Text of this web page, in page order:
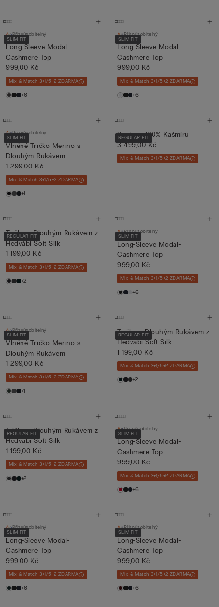
SLIM FIT
Přizpůsobitelný
Long-Sleeve Modal-
Cashmere Top
999,00 Kč
Mix & Match 3+1/5+2 ZDARMA
+6
SLIM FIT
Přizpůsobitelný
Long-Sleeve Modal-
Cashmere Top
999,00 Kč
Mix & Match 3+1/5+2 ZDARMA
+6
SLIM FIT
Přizpůsobitelný
Vlněné Tričko Merino s
Dlouhým Rukávem
1 299,00 Kč
Mix & Match 3+1/5+2 ZDARMA
+1
REGULAR FIT
Svetr ze 100% Kašmíru
3 499,00 Kč
Mix & Match 3+1/5+2 ZDARMA
REGULAR FIT
Tričko s Dlouhým Rukávem z
Hedvábí Soft Silk
1 199,00 Kč
Mix & Match 3+1/5+2 ZDARMA
+2
SLIM FIT
Přizpůsobitelný
Long-Sleeve Modal-
Cashmere Top
999,00 Kč
Mix & Match 3+1/5+2 ZDARMA
+6
SLIM FIT
Přizpůsobitelný
Vlněné Tričko Merino s
Dlouhým Rukávem
1 299,00 Kč
Mix & Match 3+1/5+2 ZDARMA
+1
REGULAR FIT
Tričko s Dlouhým Rukávem z
Hedvábí Soft Silk
1 199,00 Kč
Mix & Match 3+1/5+2 ZDARMA
+2
REGULAR FIT
Tričko s Dlouhým Rukávem z
Hedvábí Soft Silk
1 199,00 Kč
Mix & Match 3+1/5+2 ZDARMA
+2
SLIM FIT
Přizpůsobitelný
Long-Sleeve Modal-
Cashmere Top
999,00 Kč
Mix & Match 3+1/5+2 ZDARMA
+6
SLIM FIT
Přizpůsobitelný
Long-Sleeve Modal-
Cashmere Top
999,00 Kč
Mix & Match 3+1/5+2 ZDARMA
+6
SLIM FIT
Přizpůsobitelný
Long-Sleeve Modal-
Cashmere Top
999,00 Kč
Mix & Match 3+1/5+2 ZDARMA
+6